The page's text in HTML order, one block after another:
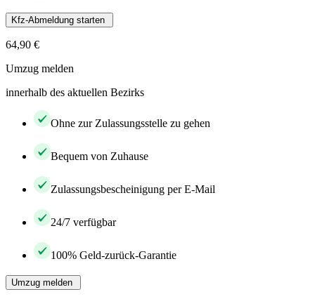
Kfz-Abmeldung starten
64,90 €
Umzug melden
innerhalb des aktuellen Bezirks
Ohne zur Zulassungsstelle zu gehen
Bequem von Zuhause
Zulassungsbescheinigung per E-Mail
24/7 verfügbar
100% Geld-zurück-Garantie
Umzug melden